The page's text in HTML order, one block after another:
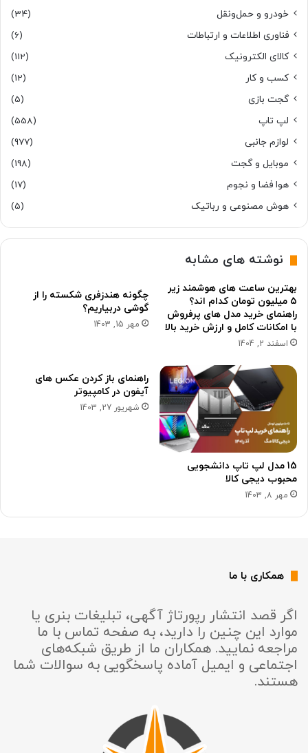
خودرو و حمل‌و‌نقل
(34)
فناوری اطلاعات و ارتباطات
(6)
کالای الکترونیک
(112)
کسب و کار
(12)
گجت بازی
(5)
لپ تاپ
(558)
لوازم جانبی
(977)
موبایل و گجت
(198)
هوا فضا و نجوم
(17)
هوش مصنوعی و رباتیک
(5)
نوشته های مشابه
بهترین ساعت های هوشمند زیر
۵ میلیون تومان کدام اند؟
راهنمای خرید مدل های پرفروش
با امکانات کامل و ارزش خرید بالا
اسفند 2, 1404
چگونه هندزفری شکسته را از
گوشی دربیاریم؟
مهر 15, 1403
15 مدل لپ تاپ دانشجویی
محبوب دیجی کالا
مهر 8, 1403
راهنمای باز کردن عکس های
آیفون در کامپیوتر
شهریور 27, 1403
همکاری با ما
اگر قصد انتشار رپورتاژ آگهی، تبلیغات بنری یا
موارد این چنین را دارید، به صفحه تماس با ما
مراجعه نمایید. همکاران ما از طریق شبکه‌های
اجتماعی و ایمیل آماده پاسخگویی به سوالات شما
هستند.